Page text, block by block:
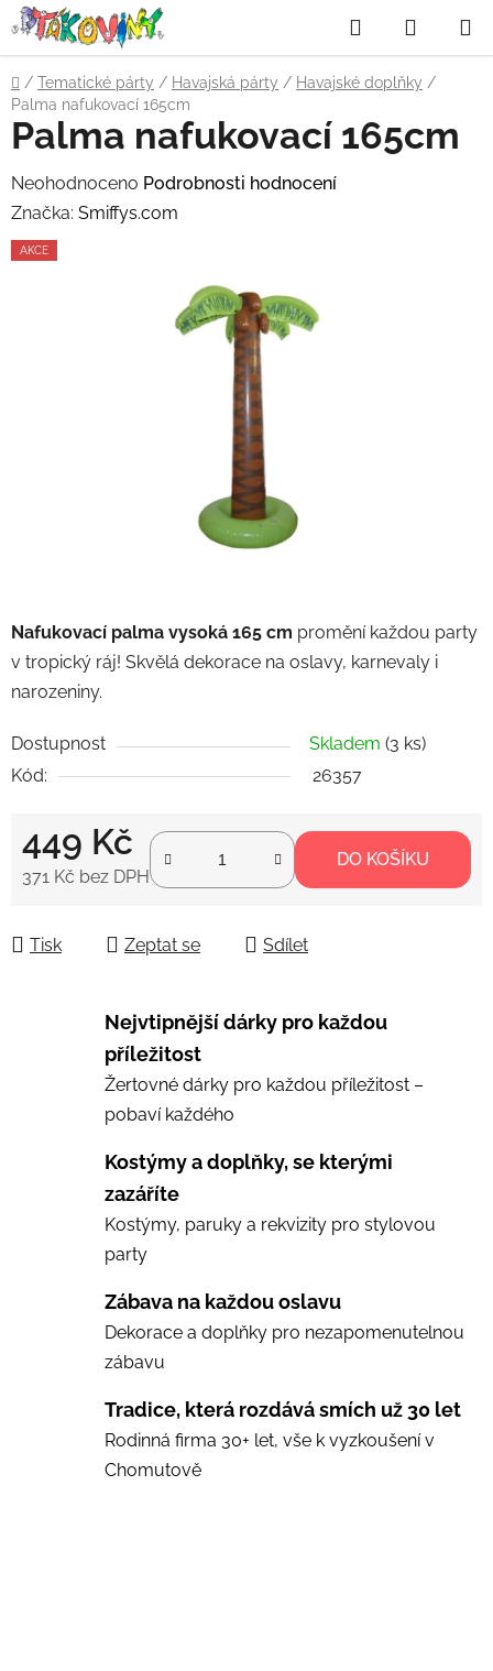
Přejít
na
obsah
Hledat
KOŠÍK
Domů
/ Tematické párty / Havajská párty / Havajské doplňky /
Palma nafukovací 165cm
Nafukovací palma vysoká 165 cm promění každou party
v tropický ráj! Skvělá dekorace na oslavy, karnevaly i
narozeniny.
Dostupnost Skladem (3 ks)
Kód:
26357
449 Kč
371 Kč bez DPH
DO KOŠÍKU
Tisk Zeptat se Sdílet
Palma nafukovací 165cm
Průměrné
hodnocení
produktu
Neohodnoceno Podrobnosti hodnocení
Značka: Smiffys.com
AKCE
Nejvtipnější dárky pro každou
příležitost
Žertovné dárky pro každou příležitost –
pobaví každého
Kostýmy a doplňky, se kterými
zazáříte
Kostýmy, paruky a rekvizity pro stylovou
party
Zábava na každou oslavu
Dekorace a doplňky pro nezapomenutelnou
zábavu
Tradice, která rozdává smích už 30 let
Rodinná firma 30+ let, vše k vyzkoušení v
Chomutově